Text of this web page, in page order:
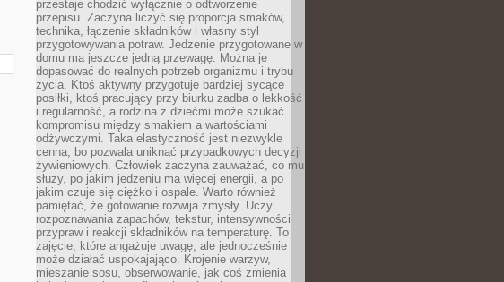
przestaje chodzić wyłącznie o odtworzenie
przepisu. Zaczyna liczyć się proporcja smaków,
technika, łączenie składników i własny styl
przygotowywania potraw. Jedzenie przygotowane w
domu ma jeszcze jedną przewagę. Można je
dopasować do realnych potrzeb organizmu i trybu
życia. Ktoś aktywny przygotuje bardziej sycące
posiłki, ktoś pracujący przy biurku zadba o lekkość
i regularność, a rodzina z dziećmi może szukać
kompromisu między smakiem a wartościami
odżywczymi. Taka elastyczność jest niezwykle
cenna, bo pozwala uniknąć przypadkowych decyzji
żywieniowych. Człowiek zaczyna zauważać, co mu
służy, po jakim jedzeniu ma więcej energii, a po
jakim czuje się ciężko i ospale. Warto również
pamiętać, że gotowanie rozwija zmysły. Uczy
rozpoznawania zapachów, tekstur, intensywności
przypraw i reakcji składników na temperaturę. To
zajęcie, które angażuje uwagę, ale jednocześnie
może działać uspokajająco. Krojenie warzyw,
mieszanie sosu, obserwowanie, jak coś zmienia